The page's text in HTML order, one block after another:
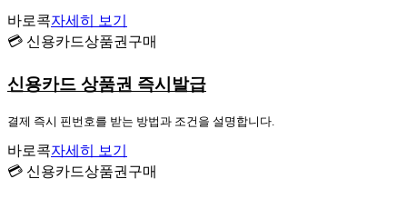
바로콕자세히 보기
💳 신용카드상품권구매
신용카드 상품권 즉시발급
결제 즉시 핀번호를 받는 방법과 조건을 설명합니다.
바로콕자세히 보기
💳 신용카드상품권구매